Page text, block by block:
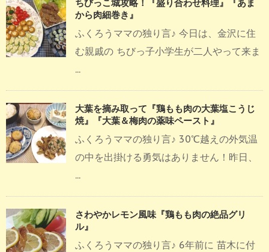
ちびっこ城攻略！『盛り合わせ料理』『あま
から肉細巻き』
ふくろうママの独り言♪ 今日は、金沢に住
む親戚の ちびっ子小学生が二人やって来ま
...
大葉を摘み取って『鶏もも肉の大葉塩こうじ
焼』『大葉＆梅肉の薬味ペースト』
ふくろうママの独り言♪ 30℃越えの外気温
の中を出掛ける勇気はありません！昨日、
...
さわやかレモン風味『鶏もも肉の絶品グリ
ル』
ふくろうママの独り言♪ 6年前に 苗木に付